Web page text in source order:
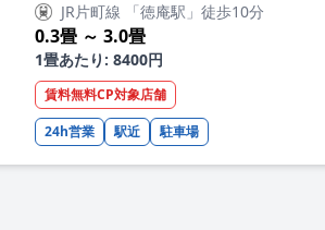
JR片町線 「徳庵駅」徒歩10分
0.3畳 ～ 3.0畳
1畳あたり: 8400円
賃料無料CP対象店舗
24h営業
駅近 駐車場